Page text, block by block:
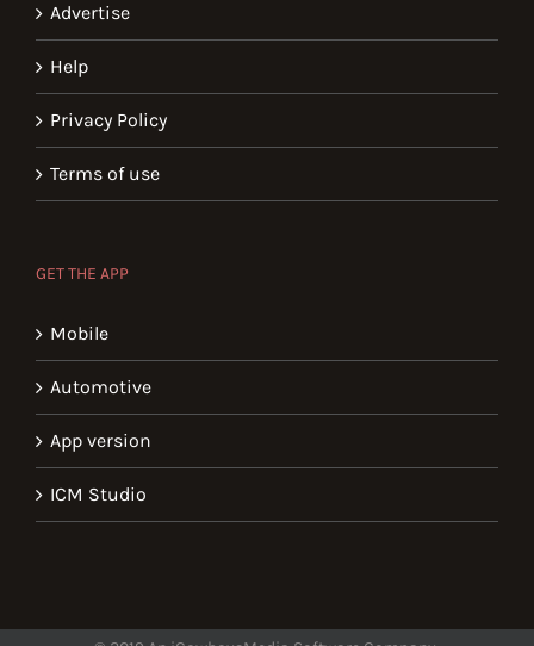
Advertise
Help
Privacy Policy
Terms of use
GET THE APP
Mobile
Automotive
App version
ICM Studio